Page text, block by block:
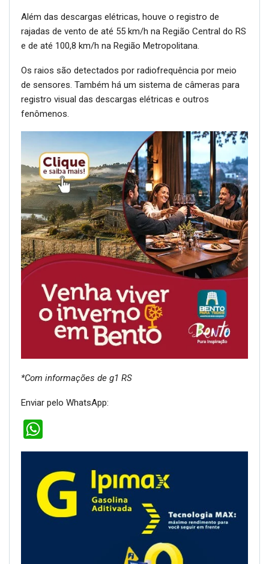
Além das descargas elétricas, houve o registro de
rajadas de vento de até 55 km/h na Região Central do RS
e de até 100,8 km/h na Região Metropolitana.
Os raios são detectados por radiofrequência por meio
de sensores. Também há um sistema de câmeras para
registro visual das descargas elétricas e outros
fenômenos.
*Com informações de g1 RS
Enviar pelo WhatsApp: